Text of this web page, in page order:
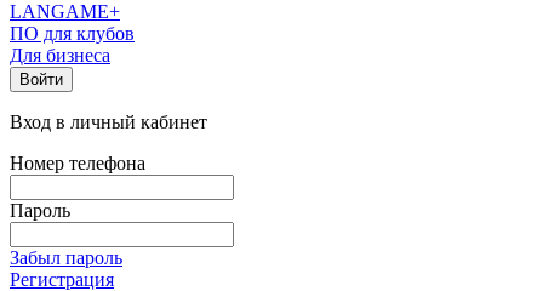
LANGAME+
ПО для клубов
Для бизнеса
Войти
Вход в личный кабинет
Номер телефона
Пароль
Забыл пароль
Регистрация